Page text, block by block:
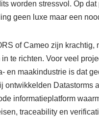
worden stressvol. Op dat
geen luxe maar een
of Cameo zijn krachtig,
te richten. Voor veel
en maakindustrie is dat
ontwikkelden Datastorms
informatieplatform
traceability en